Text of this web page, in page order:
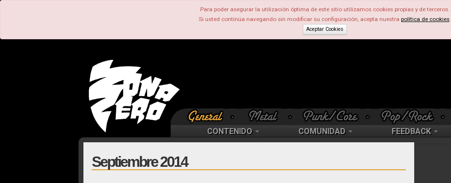
Para poder asegurar la utilización óptima de este sitio utilizamos cookies propias y de terceros.
Si usted continúa navegando sin modificar su configuración, acepta nuestra política de cookies.
Aceptar Cookies
CONTENIDO COMUNIDAD FEEDBACK
Septiembre 2014